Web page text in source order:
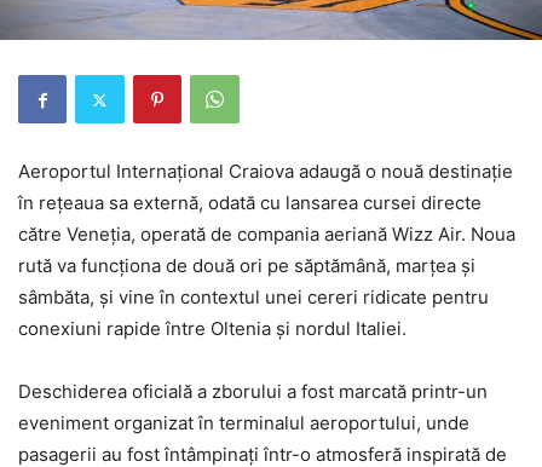
Aeroportul Internațional Craiova adaugă o nouă destinație
în rețeaua sa externă, odată cu lansarea cursei directe
către Veneția, operată de compania aeriană Wizz Air. Noua
rută va funcționa de două ori pe săptămână, marțea și
sâmbăta, și vine în contextul unei cereri ridicate pentru
conexiuni rapide între Oltenia și nordul Italiei.
Deschiderea oficială a zborului a fost marcată printr-un
eveniment organizat în terminalul aeroportului, unde
pasagerii au fost întâmpinați într-o atmosferă inspirată de